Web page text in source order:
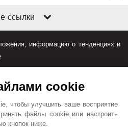
ссылки
информацию о тенденциях и
cookie
чтобы улучшить ваше восприятие
файлы cookie или настроить
кнопок ниже.